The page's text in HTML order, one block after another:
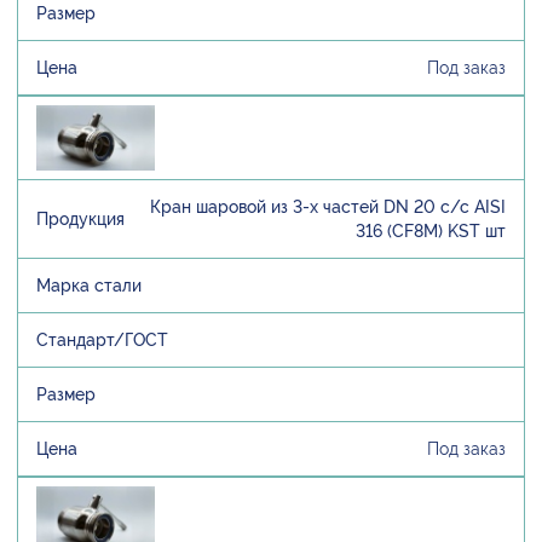
Под заказ
Кран шаровой из 3-х частей DN 20 с/с AISI
316 (CF8M) KST шт
Под заказ